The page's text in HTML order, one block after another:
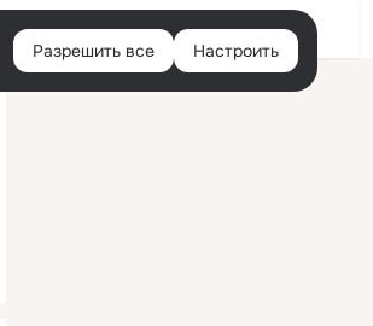
Войти
Разрешить все Настроить